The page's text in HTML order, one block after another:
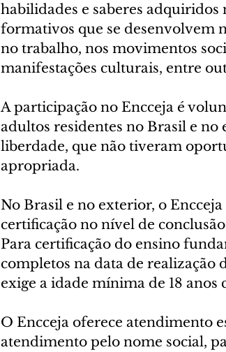
habilidades e saberes adquiridos
formativos que se desenvolvem
no trabalho, nos movimentos
manifestações culturais, entre
A participação no Encceja é
adultos residentes no Brasil e no
liberdade, que não tiveram
apropriada.
No Brasil e no exterior, o
certificação no nível de
Para certificação do ensino
completos na data de realização
exige a idade mínima de 18
O Encceja oferece atendimento
atendimento pelo nome social,